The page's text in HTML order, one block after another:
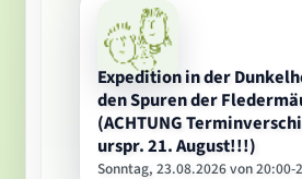
Expedition in der
den Spuren der
(ACHTUNG
urspr. 21. August!!!)
Sonntag, 23.08.2026 von 20:00-